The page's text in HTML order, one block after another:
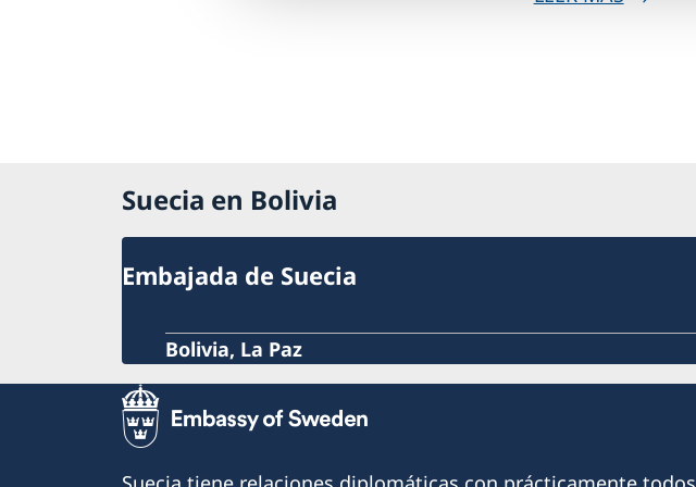
Suecia en Bolivia
Embajada de Suecia
Bolivia, La Paz